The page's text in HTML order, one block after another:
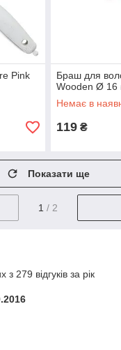
Pink
Браш для
Wooden Ø 16
Немає в
119 ₴
Показати ще
1 / 2
279 відгуків за рік